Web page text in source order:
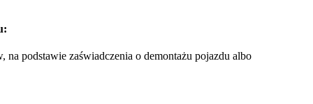
podstawie zaświadczenia o demontażu pojazdu albo